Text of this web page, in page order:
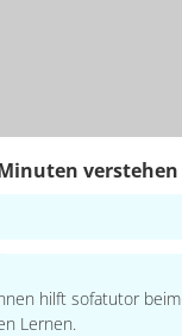
verstehen
hilft sofatutor beim
Lernen.